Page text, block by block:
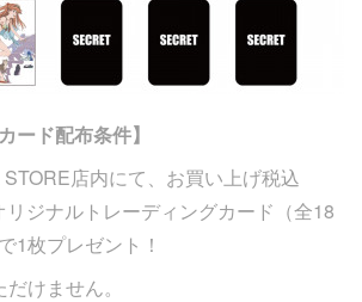
ード配布条件】
STORE店内にて、お買い上げ税込
ジナルトレーディングカード（全18
1枚プレゼント！
けません。